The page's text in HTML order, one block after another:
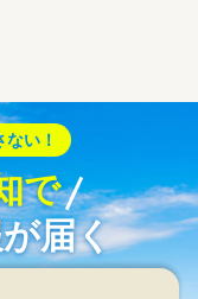
い！
で
届く